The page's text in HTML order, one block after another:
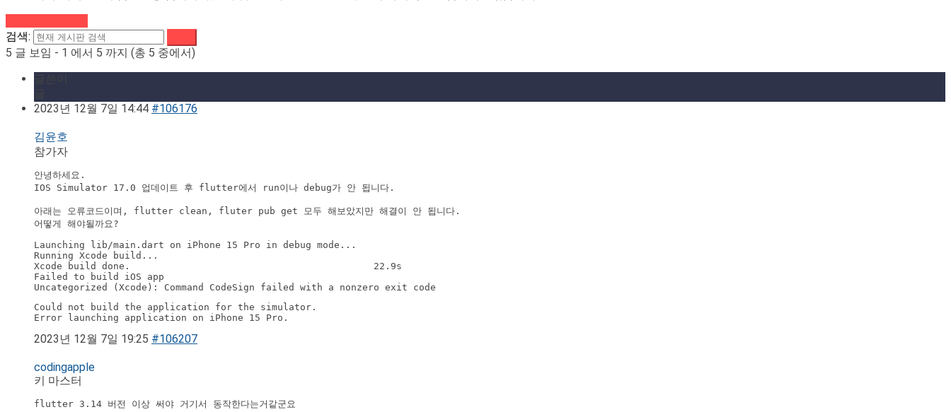
검색:
5 글 보임 - 1 에서 5 까지 (총 5 중에서)
2023년 12월 7일 14:44 #106176
김윤호
참가자
안녕하세요.
IOS Simulator 17.0 업데이트 후 flutter에서 run이나 debug가 안 됩니다.
아래는 오류코드이며, flutter clean, fluter pub get 모두 해보았지만 해결이 안 됩니다.
어떻게 해야될까요?
Launching lib/main.dart on iPhone 15 Pro in debug mode...
Running Xcode build...
Xcode build done.                                           22.9s
Failed to build iOS app
Uncategorized (Xcode): Command CodeSign failed with a nonzero exit code
Could not build the application for the simulator.
Error launching application on iPhone 15 Pro.
2023년 12월 7일 19:25 #106207
codingapple
키 마스터
flutter 3.14 버전 이상 써야 거기서 동작한다는거같군요